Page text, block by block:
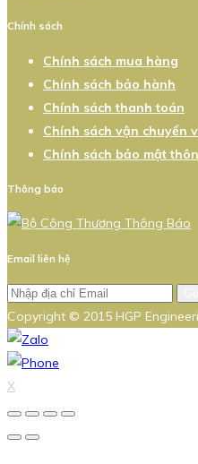
Chính sách
Chính sách mua hàng
Chính sách bảo hành
Chính sách thanh toán
Chính sách vận chuyển
Chính sách bảo mật
Thông báo
Email liên hệ
Copyright © 2015 HGP
X